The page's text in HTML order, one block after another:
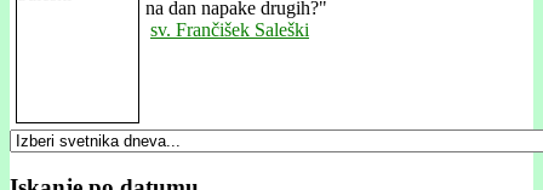
na dan napake drugih?"
sv. Frančišek Saleški